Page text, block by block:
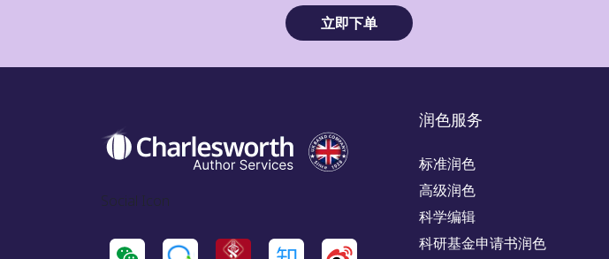
立即下单
Social Icon
润色服务
标准润色
高级润色
科学编辑
科研基金申请书润色